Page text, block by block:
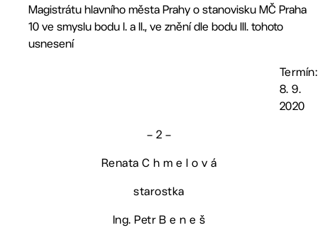
Magistrátu hlavního města Prahy o stanovisku MČ Praha
10 ve smyslu bodu I. a II., ve znění dle bodu III. tohoto
usnesení
Termín:
8. 9.
2020
– 2 –
Renata C h m e l o v á
starostka
Ing. Petr B e n e š